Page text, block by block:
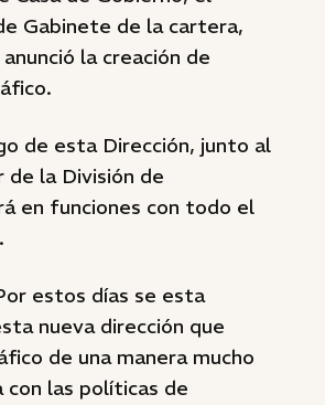
Gabinete de la cartera,
la creación de
de esta Dirección, junto al
la División de
en funciones con todo el
estos días se esta
nueva dirección que
de una manera mucho
las políticas de